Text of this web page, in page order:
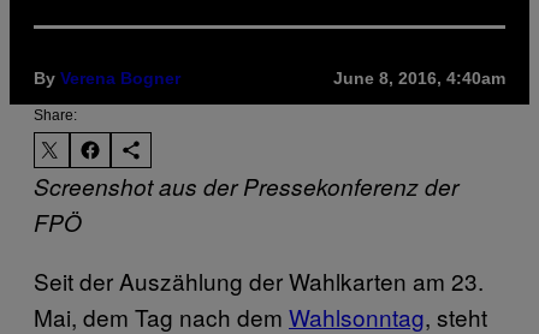
By Verena Bogner June 8, 2016, 4:40am
Share:
Screenshot aus der Pressekonferenz der
FPÖ
Seit der Auszählung der Wahlkarten am 23.
Mai, dem Tag nach dem Wahlsonntag, steht